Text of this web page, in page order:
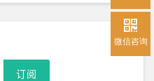
微信咨询